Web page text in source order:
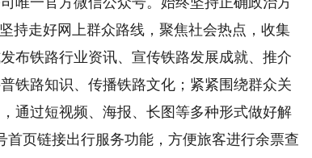
持走好网上群众路线，聚焦社会热点，收集
布铁路行业资讯、宣传铁路发展成就、推介
铁路知识、传播铁路文化；紧紧围绕群众关
通过短视频、海报、长图等多种形式做好解
页链接出行服务功能，方便旅客进行余票查